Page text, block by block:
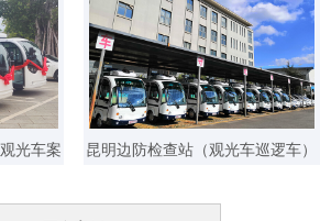
获取报价方案
获取报价方案
获取报价方案
获取报价方案
获取报价方案
获取报价方案
光车案
昆明边防检查站（观光车巡逻车）